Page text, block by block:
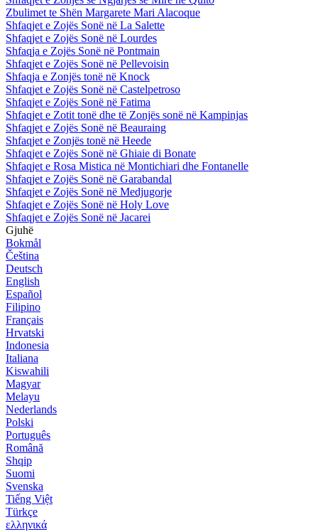
Zbulimet te Shën Margarete Mari Alacoque
Shfaqjet e Zojës Sonë në La Salette
Shfaqjet e Zojës Sonë në Lourdes
Shfaqja e Zojës Sonë në Pontmain
Shfaqjet e Zojës Sonë në Pellevoisin
Shfaqja e Zonjës tonë në Knock
Shfaqjet e Zojës Sonë në Castelpetroso
Shfaqjet e Zojës Sonë në Fatima
Shfaqjet e Zotit tonë dhe të Zonjës sonë në Kampinjas
Shfaqjet e Zojës Sonë në Beauraing
Shfaqjet e Zonjës tonë në Heede
Shfaqjet e Zojës Sonë në Ghiaie di Bonate
Shfaqjet e Rosa Mistica në Montichiari dhe Fontanelle
Shfaqjet e Zojës Sonë në Garabandal
Shfaqjet e Zojës Sonë në Medjugorje
Shfaqjet e Zojës Sonë në Holy Love
Shfaqjet e Zojës Sonë në Jacarei
Gjuhë
Bokmål
Čeština
Deutsch
English
Español
Filipino
Français
Hrvatski
Indonesia
Italiana
Kiswahili
Magyar
Melayu
Nederlands
Polski
Português
Română
Shqip
Suomi
Svenska
Tiếng Việt
Türkçe
ελληνικά